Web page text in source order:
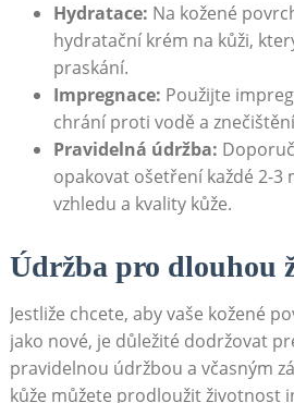
Hydratace: Na kožené
hydratační krém na kůži,
praskání.
Impregnace: Použijte
chrání proti vodě a
Pravidelná údržba:
opakovat ošetření každé 2-3
vzhledu a kvality kůže.
Údržba pro dlouhou
Jestliže chcete, aby vaše kožené
jako nové, je důležité dodržovat
pravidelnou údržbou a včasným
kůže můžete prodloužit životnost